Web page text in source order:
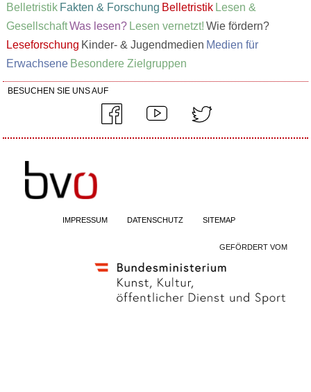
Belletristik Fakten & Forschung Belletristik Lesen &
GesellschaftWas lesen? Lesen vernetzt! Wie fördern?
Leseforschung Kinder- & Jugendmedien Medien für
Erwachsene Besondere Zielgruppen
BESUCHEN SIE UNS AUF
IMPRESSUM DATENSCHUTZ SITEMAP
GEFÖRDERT VOM